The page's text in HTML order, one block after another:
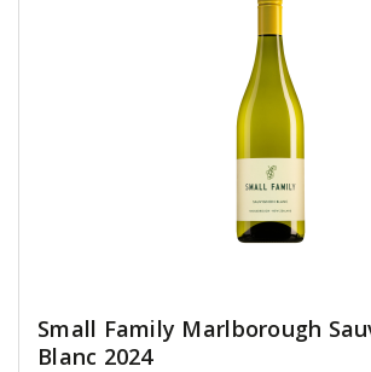
Small Family Marlborough
Blanc 2024